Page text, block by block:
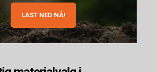
LAST NED NÅ!